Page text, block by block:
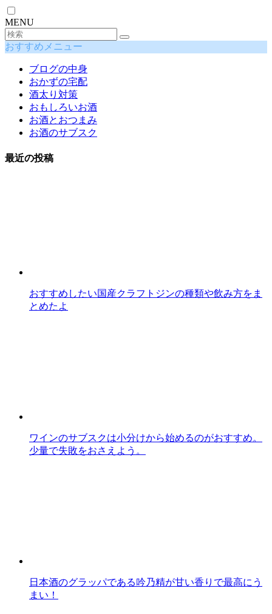
MENU
おすすめメニュー
ブログの中身
おかずの宅配
酒太り対策
おもしろいお酒
お酒とおつまみ
お酒のサブスク
最近の投稿
おすすめしたい国産クラフトジンの種類や飲み方をま
とめたよ
ワインのサブスクは小分けから始めるのがおすすめ。
少量で失敗をおさえよう。
日本酒のグラッパである吟乃精が甘い香りで最高にう
まい！